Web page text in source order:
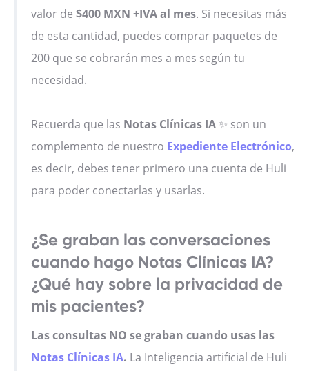
valor de $400 MXN +IVA al mes. Si necesitas más
de esta cantidad, puedes comprar paquetes de
200 que se cobrarán mes a mes según tu
necesidad.
Recuerda que las Notas Clínicas IA ✨ son un
complemento de nuestro Expediente Electrónico,
es decir, debes tener primero una cuenta de Huli
para poder conectarlas y usarlas.
¿Se graban las conversaciones
cuando hago Notas Clínicas IA?
¿Qué hay sobre la privacidad de
mis pacientes?
Las consultas NO se graban cuando usas las
Notas Clínicas IA. La Inteligencia artificial de Huli